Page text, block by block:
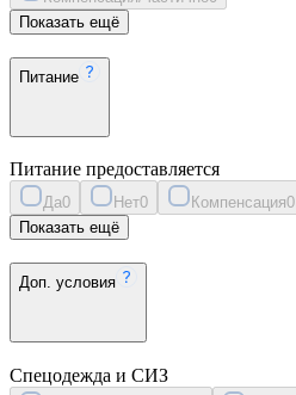
Показать ещё
Питание
Питание предоставляется
Да0 Нет0 Компенсация0
Показать ещё
Доп. условия
Спецодежда и СИЗ